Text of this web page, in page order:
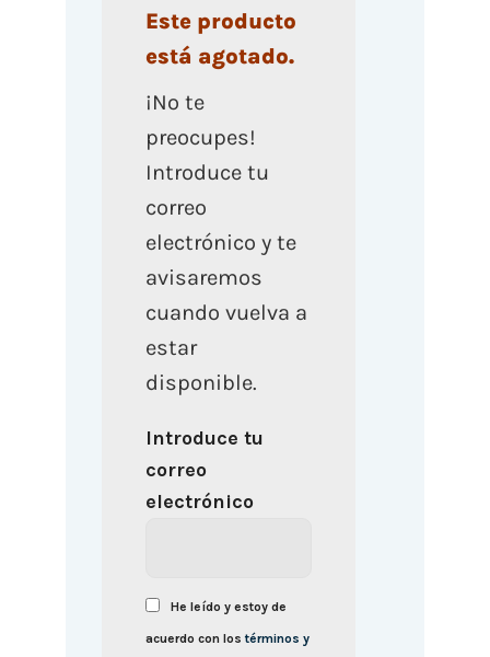
Este producto
está agotado.
¡No te
preocupes!
Introduce tu
correo
electrónico y te
avisaremos
cuando vuelva a
estar
disponible.
Introduce tu
correo
electrónico
He leído y estoy de
acuerdo con lostérminos y